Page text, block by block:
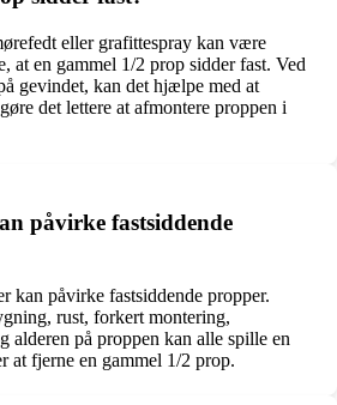
eller grafittespray kan være
at en gammel 1/2 prop sidder fast. Ved
gevindet, kan det hjælpe med at
det lettere at afmontere proppen i
påvirke fastsiddende
kan påvirke fastsiddende propper.
rust, forkert montering,
alderen på proppen kan alle spille en
at fjerne en gammel 1/2 prop.